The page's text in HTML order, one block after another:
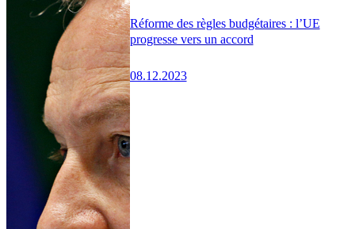
Réforme des règles budgétaires : l’UE
progresse vers un accord
08.12.2023